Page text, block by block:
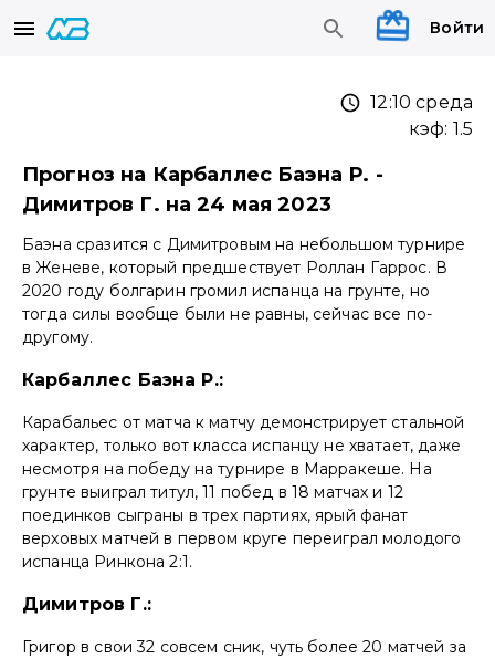
Войти
12:10 среда
кэф: 1.5
Прогноз на Карбаллес Баэна Р. -
Димитров Г. на 24 мая 2023
Баэна сразится с Димитровым на небольшом турнире
в Женеве, который предшествует Роллан Гаррос. В
2020 году болгарин громил испанца на грунте, но
тогда силы вообще были не равны, сейчас все по-
другому.
Карбаллес Баэна Р.:
Карабальес от матча к матчу демонстрирует стальной
характер, только вот класса испанцу не хватает, даже
несмотря на победу на турнире в Марракеше. На
грунте выиграл титул, 11 побед в 18 матчах и 12
поединков сыграны в трех партиях, ярый фанат
верховых матчей в первом круге переиграл молодого
испанца Ринкона 2:1.
Димитров Г.:
Григор в свои 32 совсем сник, чуть более 20 матчей за